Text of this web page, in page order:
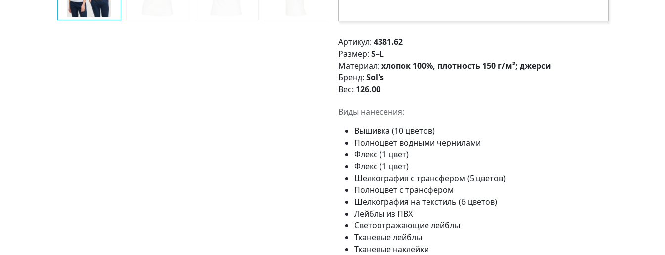
Артикул: 4381.62
Размер: S–L
Материал: хлопок 100%, плотность 150 г/м²; джерси
Бренд: Sol's
Вес: 126.00
Виды нанесения:
Вышивка (10 цветов)
Полноцвет водными чернилами
Флекс (1 цвет)
Флекс (1 цвет)
Шелкография с трансфером (5 цветов)
Полноцвет с трансфером
Шелкография на текстиль (6 цветов)
Лейблы из ПВХ
Светоотражающие лейблы
Тканевые лейблы
Тканевые наклейки